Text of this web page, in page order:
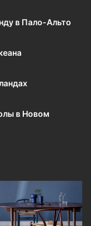
в Пало-Альто
в Новом